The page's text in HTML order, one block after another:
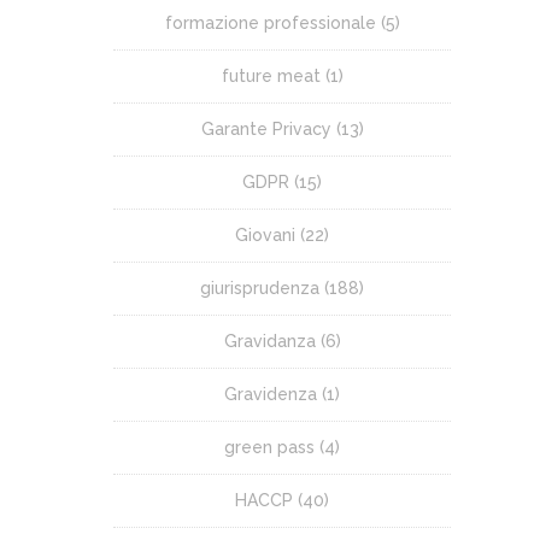
formazione professionale (5)
future meat(1)
Garante Privacy (13)
GDPR (15)
Giovani (22)
giurisprudenza (188)
Gravidanza(6)
Gravidenza (1)
green pass (4)
HACCP (40)